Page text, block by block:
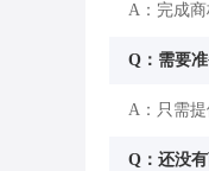
A：完成商
Q：需要
A：只需
Q：还没